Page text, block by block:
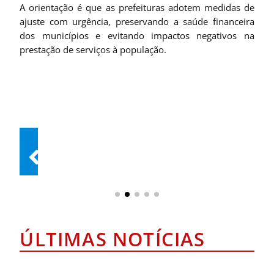
A orientação é que as prefeituras adotem medidas de
ajuste com urgência, preservando a saúde financeira
dos municípios e evitando impactos negativos na
prestação de serviços à população.
ÚLTIMAS NOTÍCIAS